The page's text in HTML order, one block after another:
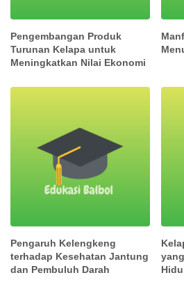
Pengembangan Produk
Turunan Kelapa untuk
Meningkatkan Nilai Ekonomi
Pengaruh Kelengkeng
terhadap Kesehatan Jantung
dan Pembuluh Darah